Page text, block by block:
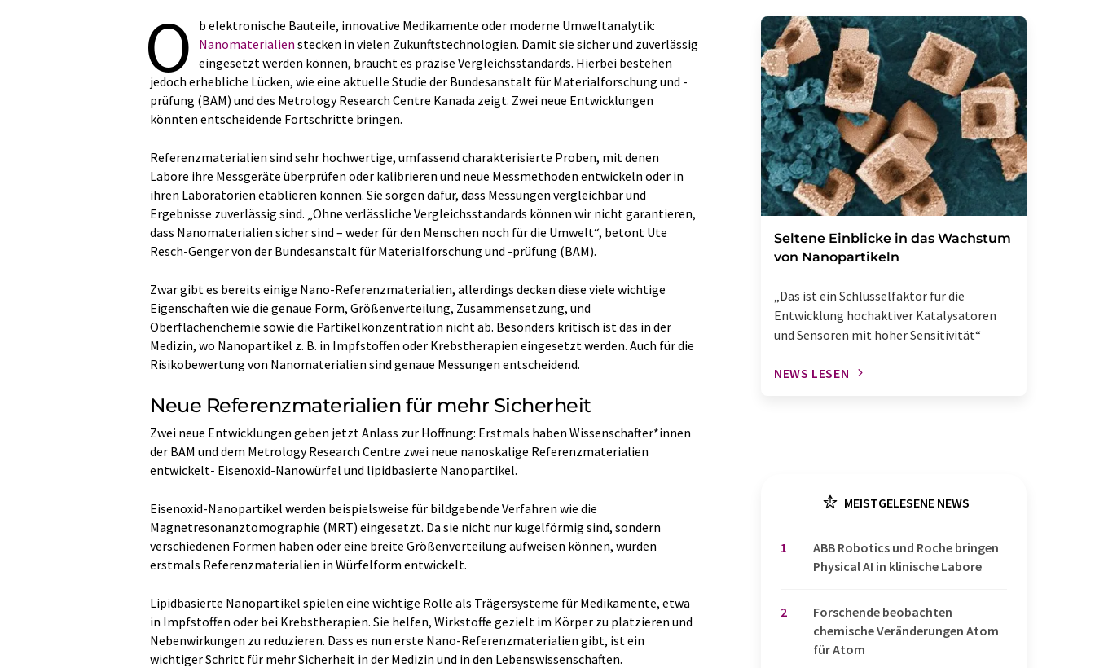
O
b elektronische Bauteile, innovative Medikamente oder moderne Umweltanalytik:
Nanomaterialien stecken in vielen Zukunftstechnologien. Damit sie sicher und zuverlässig
eingesetzt werden können, braucht es präzise Vergleichsstandards. Hierbei bestehen
jedoch erhebliche Lücken, wie eine aktuelle Studie der Bundesanstalt für Materialforschung und -
prüfung (BAM) und des Metrology Research Centre Kanada zeigt. Zwei neue Entwicklungen
könnten entscheidende Fortschritte bringen.
Referenzmaterialien sind sehr hochwertige, umfassend charakterisierte Proben, mit denen
Labore ihre Messgeräte überprüfen oder kalibrieren und neue Messmethoden entwickeln oder in
ihren Laboratorien etablieren können. Sie sorgen dafür, dass Messungen vergleichbar und
Ergebnisse zuverlässig sind. „Ohne verlässliche Vergleichsstandards können wir nicht garantieren,
dass Nanomaterialien sicher sind – weder für den Menschen noch für die Umwelt“, betont Ute
Resch-Genger von der Bundesanstalt für Materialforschung und -prüfung (BAM).
Zwar gibt es bereits einige Nano-Referenzmaterialien, allerdings decken diese viele wichtige
Eigenschaften wie die genaue Form, Größenverteilung, Zusammensetzung, und
Oberflächenchemie sowie die Partikelkonzentration nicht ab. Besonders kritisch ist das in der
Medizin, wo Nanopartikel z. B. in Impfstoffen oder Krebstherapien eingesetzt werden. Auch für die
Risikobewertung von Nanomaterialien sind genaue Messungen entscheidend.
Neue Referenzmaterialien für mehr Sicherheit
Zwei neue Entwicklungen geben jetzt Anlass zur Hoffnung: Erstmals haben Wissenschafter*innen
der BAM und dem Metrology Research Centre zwei neue nanoskalige Referenzmaterialien
entwickelt- Eisenoxid-Nanowürfel und lipidbasierte Nanopartikel.
Eisenoxid-Nanopartikel werden beispielsweise für bildgebende Verfahren wie die
Magnetresonanztomographie (MRT) eingesetzt. Da sie nicht nur kugelförmig sind, sondern
verschiedenen Formen haben oder eine breite Größenverteilung aufweisen können, wurden
erstmals Referenzmaterialien in Würfelform entwickelt.
Lipidbasierte Nanopartikel spielen eine wichtige Rolle als Trägersysteme für Medikamente, etwa
in Impfstoffen oder bei Krebstherapien. Sie helfen, Wirkstoffe gezielt im Körper zu platzieren und
Nebenwirkungen zu reduzieren. Dass es nun erste Nano-Referenzmaterialien gibt, ist ein
wichtiger Schritt für mehr Sicherheit in der Medizin und in den Lebenswissenschaften.
Seltene Einblicke in das Wachstum
von Nanopartikeln
„Das ist ein Schlüsselfaktor für die
Entwicklung hochaktiver Katalysatoren
und Sensoren mit hoher Sensitivität“
NEWS LESEN
MEISTGELESENE NEWS
1
​​​​​​​ABB Robotics und Roche bringen
Physical AI in klinische Labore
2
Forschende beobachten
chemische Veränderungen Atom
für Atom